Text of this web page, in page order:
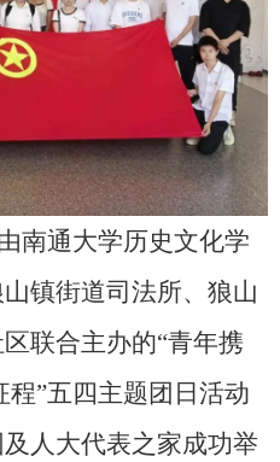
南通大学历史文化学
镇街道司法所、狼山
联合主办的“青年携
”五四主题团日活动
人大代表之家成功举